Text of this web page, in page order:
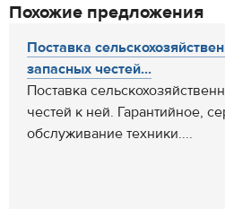
Похожие предложения
Поставка
запасных честей...
Поставка
честей к ней. Гарантийное,
обслуживание техники....